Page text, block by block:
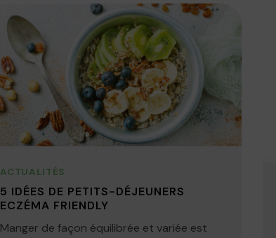
ACTUALITÉS
5 IDÉES DE PETITS-DÉJEUNERS
ECZÉMA FRIENDLY
Manger de façon équilibrée et variée est